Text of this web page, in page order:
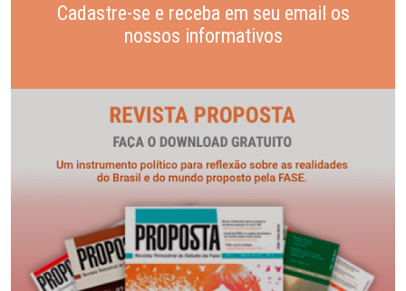
Cadastre-se e receba em seu email os
nossos informativos